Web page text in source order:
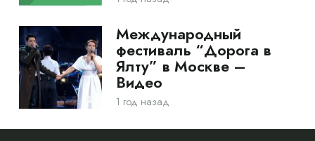
Международный
фестиваль “Дорога в
Ялту” в Москве –
Видео
1 год назад